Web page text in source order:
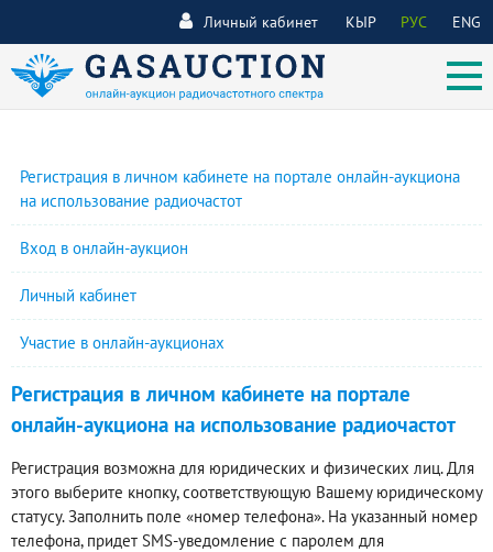
КЫР РУС ENG
Личный кабинет
Регистрация в личном кабинете на портале онлайн-аукциона
на использование радиочастот
Вход в онлайн-аукцион
Личный кабинет
Участие в онлайн-аукционах
Регистрация в личном кабинете на портале
онлайн-аукциона на использование радиочастот
Регистрация возможна для юридических и физических лиц. Для
этого выберите кнопку, соответствующую Вашему юридическому
статусу. Заполнить поле «номер телефона». На указанный номер
телефона, придет SMS-уведомление с паролем для